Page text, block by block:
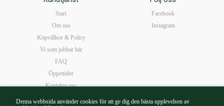
Denna webbsida använder cookies för att ge dig den bästa upplevelsen av
Start
Om oss
Köpvillkor & Policy
Vi som jobbar här
FAQ
Öppettider
Kontakta oss
Facebook
Instagram